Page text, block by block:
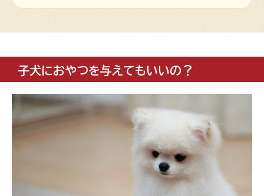
子犬におやつを与えてもいいの？